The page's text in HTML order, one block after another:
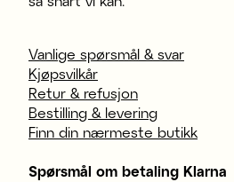
Vanlige spørsmål & svar
Kjøpsvilkår
Retur & refusjon
Bestilling & levering
Finn din nærmeste butikk
Spørsmål om betaling Klarna